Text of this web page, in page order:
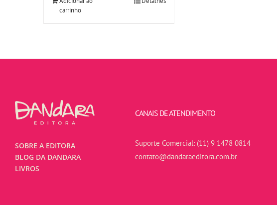
carrinho
SOBRE A EDITORA
BLOG DA DANDARA
LIVROS
CANAIS DE ATENDIMENTO
Suporte Comercial: (11) 9 1478 0814
contato@dandaraeditora.com.br